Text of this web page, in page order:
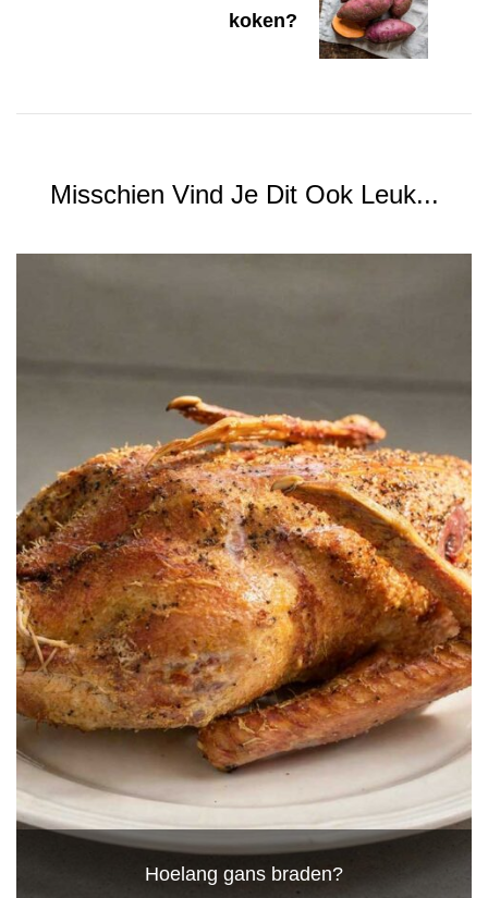
koken?
Misschien Vind Je Dit Ook Leuk...
Hoelang gans braden?